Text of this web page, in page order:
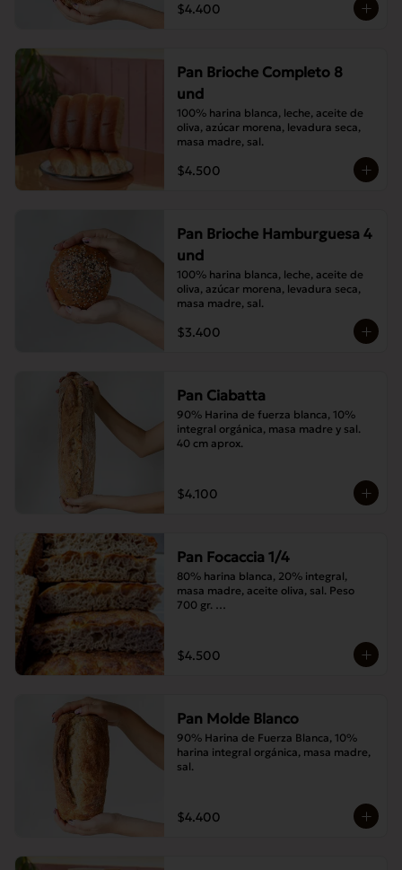
$4.400
Pan Brioche Completo 8
und
100% harina blanca, leche, aceite de
oliva, azúcar morena, levadura seca,
masa madre, sal.
$4.500
Pan Brioche Hamburguesa 4
und
100% harina blanca, leche, aceite de
oliva, azúcar morena, levadura seca,
masa madre, sal.
$3.400
Pan Ciabatta
90% Harina de fuerza blanca, 10%
integral orgánica, masa madre y sal.
40 cm aprox.
$4.100
Pan Focaccia 1/4
80% harina blanca, 20% integral,
masa madre, aceite oliva, sal. Peso
700 gr.
$4.500
Pan Molde Blanco
90% Harina de Fuerza Blanca, 10%
harina integral orgánica, masa madre,
sal.
$4.400